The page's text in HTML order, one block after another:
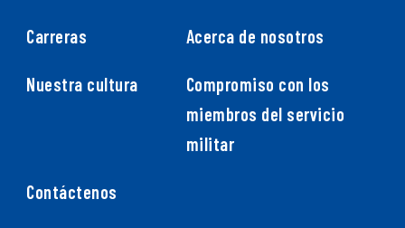
Carreras Acerca de nosotros
Nuestra cultura
Compromiso con los
miembros del servicio
militar
Contáctenos